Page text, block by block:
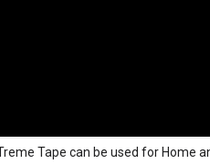
Tape can be used for Home